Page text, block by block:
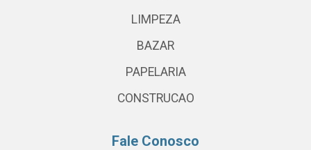
LIMPEZA
BAZAR
PAPELARIA
CONSTRUCAO
Fale Conosco